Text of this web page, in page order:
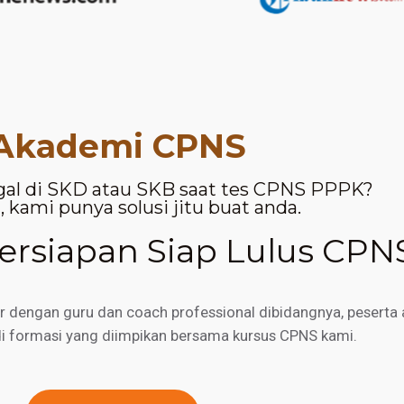
CPNS
di SKD atau SKB saat tes CPNS PPPK?
kami punya solusi jitu buat anda.
Siap Lulus
guru dan coach professional dibidangnya, peserta
formasi yang diimpikan bersama kursus CPNS kami.